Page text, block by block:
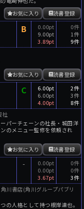
読書登録
お気に入り
B
0.00pt
9.00pt
3.89pt
0件
1件
9件
読書登録
お気に入り
C
6.00pt
6.00pt
4.00pt
2件
3件
8件
社
パーチェーンの社長・城田洋
のメニュー監修を依頼され
読書登録
お気に入り
-
0.00pt
0.00pt
3.67pt
0件
0件
3件
川書店(角川グループパブリ
の人格として持つ根岸達也。